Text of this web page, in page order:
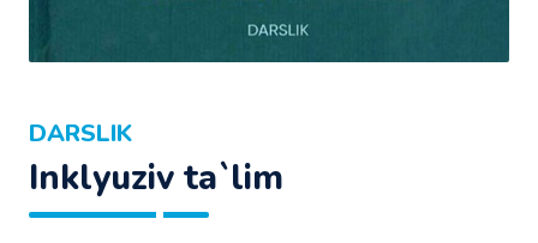
DARSLIK
Inklyuziv ta`lim